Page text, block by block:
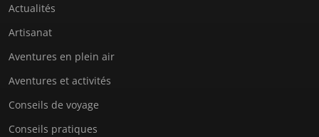
Actualités
Artisanat
Aventures en plein air
Aventures et activités
Conseils de voyage
Conseils pratiques